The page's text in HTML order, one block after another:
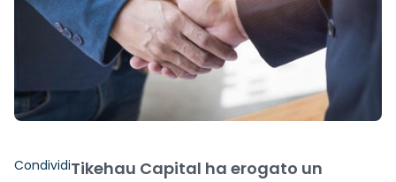
CondividiTikehau Capital ha erogato un